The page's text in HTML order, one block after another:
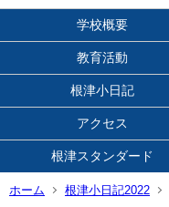
学校概要
教育活動
根津小日記
アクセス
根津スタンダード
ホーム 根津小日記2022